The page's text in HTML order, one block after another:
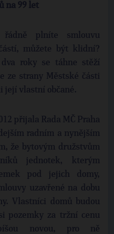
na 99 let
plníte smlouvu
můžete být klidní?
roky se táhne stěží
ze strany Městské části
její vlastní občané.
přijala Rada MČ Praha
radním a nynějším
že bytovým družstvům
jednotek, kterým
pod jejich domy,
uzavřené na dobu
Vlastníci domů budou
pozemky za tržní cenu
novou, pro ně